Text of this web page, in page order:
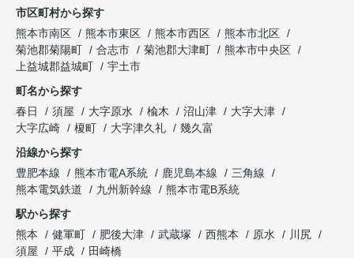
市区町村から探す
熊本市南区
熊本市東区 熊本市西区
熊本市北区
菊池郡菊陽町
合志市 菊池郡大津町
熊本市中央区
上益城郡益城町
宇土市
町名から探す
春日
須屋 大字原水 楡木 沼山津
大字大津
大字広崎
榎町 大字津久礼
幾久富
沿線から探す
豊肥本線
熊本市電A系統 鹿児島本線
三角線
熊本電気鉄道
九州新幹線
熊本市電B系統
駅から探す
熊本
健軍町 肥後大津 武蔵塚 西熊本 原水
川尻
須屋
平成 田崎橋